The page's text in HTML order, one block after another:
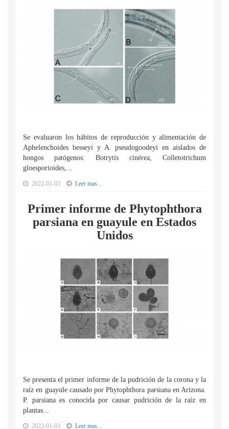
Se evaluaron los hábitos de reproducción y alimentación de
Aphelenchoides besseyi y A. pseudogoodeyi en aislados de
hongos patógenos: Botrytis cinérea, Colletotrichum
gloesporioides,...
2022-01-03 Leer mas...
Primer informe de Phytophthora
parsiana en guayule en Estados
Unidos
Se presenta el primer informe de la pudrición de la corona y la
raíz en guayule causado por Phytophthora parsiana en Arizona.
P. parsiana es conocida por causar pudrición de la raíz en
plantas...
2022-01-03 Leer mas...